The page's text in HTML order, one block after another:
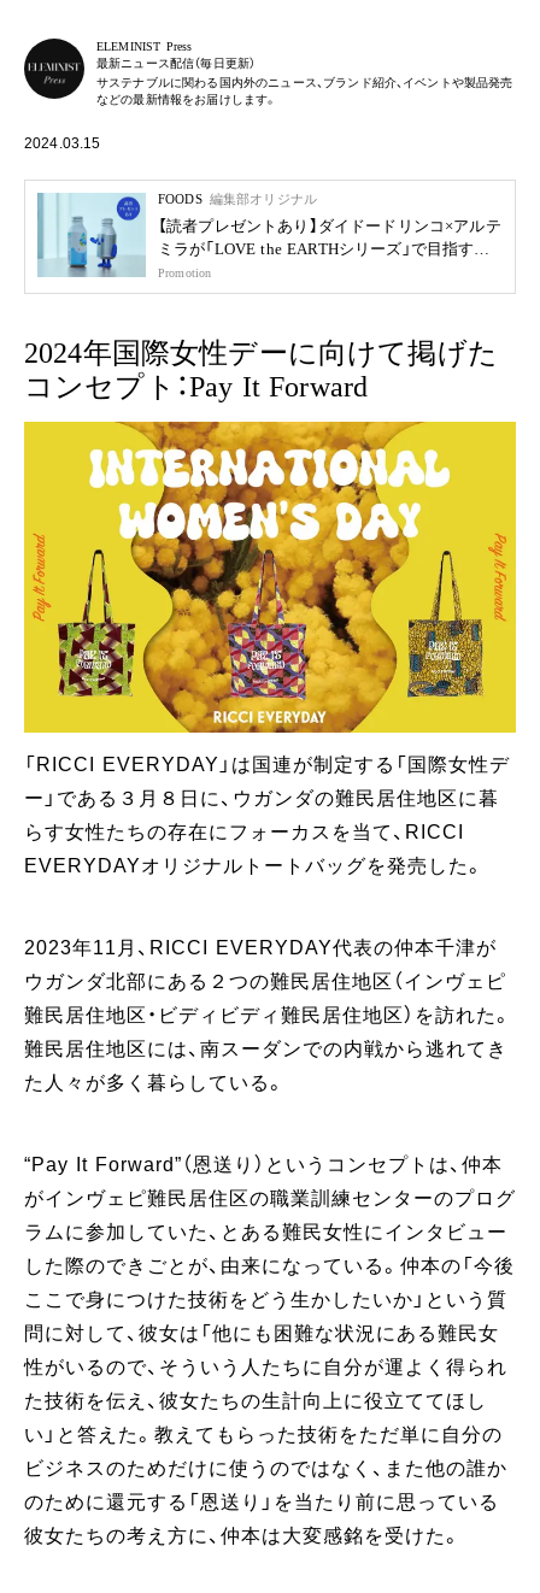
ELEMINIST Press
最新ニュース配信（毎日更新）
サステナブルに関わる国内外のニュース、ブランド紹介、イベントや製品発売
などの最新情報をお届けします。
2024.03.15
FOODS 編集部オリジナル
【読者プレゼントあり】ダイドードリンコ×アルテ
ミラが「LOVE the EARTHシリーズ」で目指す未
来
Promotion
2024年国際女性デーに向けて掲げた
コンセプト：Pay It Forward
「RICCI EVERYDAY」は国連が制定する「国際女性デ
ー」である３月８日に、ウガンダの難民居住地区に暮
らす女性たちの存在にフォーカスを当て、RICCI
EVERYDAYオリジナルトートバッグを発売した。
2023年11月、RICCI EVERYDAY代表の仲本千津が
ウガンダ北部にある２つの難民居住地区（インヴェピ
難民居住地区・ビディビディ難民居住地区）を訪れた。
難民居住地区には、南スーダンでの内戦から逃れてき
た人々が多く暮らしている。
“Pay It Forward”（恩送り）というコンセプトは、仲本
がインヴェピ難民居住区の職業訓練センターのプログ
ラムに参加していた、とある難民女性にインタビュー
した際のできごとが、由来になっている。仲本の「今後
ここで身につけた技術をどう生かしたいか」という質
問に対して、彼女は「他にも困難な状況にある難民女
性がいるので、そういう人たちに自分が運よく得られ
た技術を伝え、彼女たちの生計向上に役立ててほし
い」と答えた。教えてもらった技術をただ単に自分の
ビジネスのためだけに使うのではなく、また他の誰か
のために還元する「恩送り」を当たり前に思っている
彼女たちの考え方に、仲本は大変感銘を受けた。